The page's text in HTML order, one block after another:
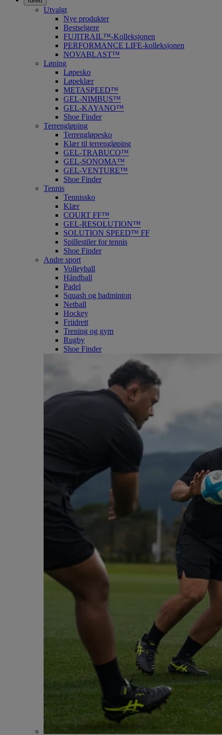
Utvalgt
Nye produkter
Bestselgere
FUJITRAIL™-Kolleksjonen
PERFORMANCE LIFE-kolleksjonen
NOVABLAST™
Løping
Løpesko
Løpeklær
METASPEED™
GEL-NIMBUS™
GEL-KAYANO™
Shoe Finder
Terrengløping
Terrengløpesko
Klær til terrengløping
GEL-TRABUCO™
GEL-SONOMA™
GEL-VENTURE™
Shoe Finder
Tennis
Tennissko
Klær
COURT FF™
GEL-RESOLUTION™
SOLUTION SPEED™ FF
Spillestiler for tennis
Shoe Finder
Andre sport
Volleyball
Håndball
Padel
Squash og badminton
Netball
Hockey
Friidrett
Trening og gym
Rugby
Shoe Finder